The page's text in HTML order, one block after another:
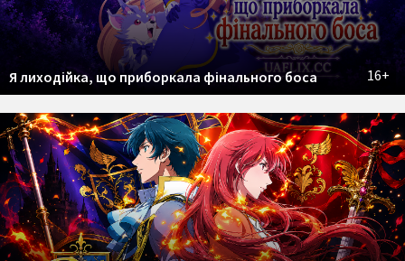
16+
Я лиходійка, що приборкала фінального боса